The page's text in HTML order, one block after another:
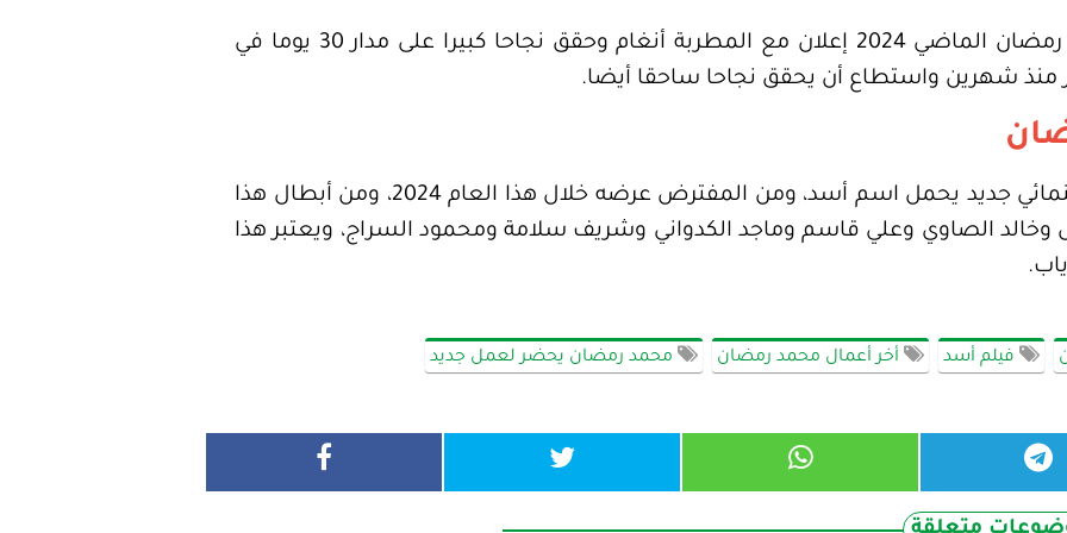
وطرح الفنان محمد رمضان في رمضان الماضي 2024 إعلان مع المطربة أنغام وحقق نجاحا كبيرا على مدار 30 يوما في
منذ شهرين واستطاع أن يحقق نجاحا ساحقا أيضا.
ويجهز محمد رمضان لعمل سينمائي جديد يحمل اسم أسد، ومن المفترض عرضه خلال هذا العام 2024، ومن أبطال هذا
وخالد الصاوي وعلي قاسم وماجد الكدواني وشريف سلامة ومحمود السراج، ويعتبر هذا
فيلم أسد أخر أعمال محمد رمضان محمد رمضان يحضر لعمل جديد